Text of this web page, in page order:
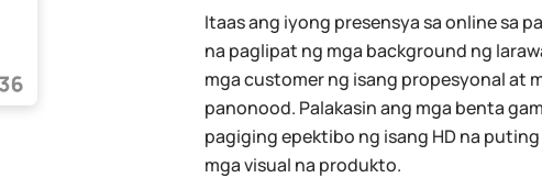
Itaas ang iyong presensya sa online sa
na paglipat ng mga background ng
mga customer ng isang propesyonal at
panonood. Palakasin ang mga benta
pagiging epektibo ng isang HD na
mga visual na produkto.